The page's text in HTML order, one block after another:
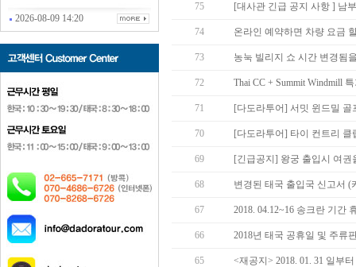
2026-08-09 14:20
75 [대사관 긴급 공지 사항 ] 남
74 온라인 예약하면 차량 요금
73 농눅 빌리지 쇼 시간 변경됨
72 Thai CC + Summit Windmill
71 [다도라투어] 서밋 윈드밀
70 [다도라투어] 타이 컨트리
69 [긴급공지] 왕궁 출입시 여
68 변경된 태국 출입국 신고서 (
67 2018. 04.12~16 송크란 기간
66 2018년 태국 공휴일 및 주류
65 <재공지> 2018. 01. 31 일부